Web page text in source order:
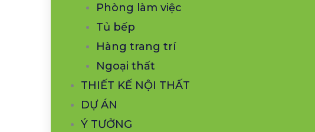
Phòng làm việc
Tủ bếp
Hàng trang trí
Ngoại thất
THIẾT KẾ NỘI THẤT
DỰ ÁN
Ý TƯỞNG